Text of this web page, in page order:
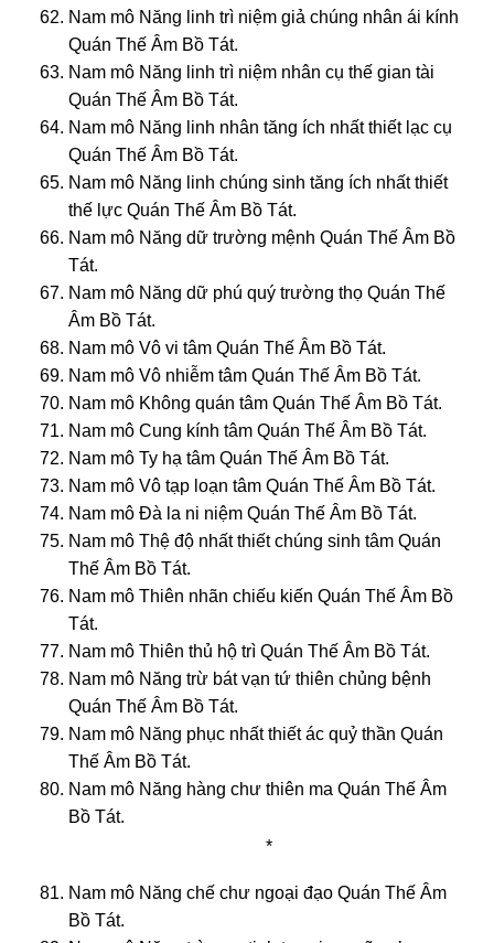
Nam mô Năng linh trì niệm giả chúng nhân ái kính
Quán Thế Âm Bồ Tát.
Nam mô Năng linh trì niệm nhân cụ thế gian tài
Quán Thế Âm Bồ Tát.
Nam mô Năng linh nhân tăng ích nhất thiết lạc cụ
Quán Thế Âm Bồ Tát.
Nam mô Năng linh chúng sinh tăng ích nhất thiết
thế lực Quán Thế Âm Bồ Tát.
Nam mô Năng dữ trường mệnh Quán Thế Âm Bồ
Tát.
Nam mô Năng dữ phú quý trường thọ Quán Thế
Âm Bồ Tát.
Nam mô Vô vi tâm Quán Thế Âm Bồ Tát.
Nam mô Vô nhiễm tâm Quán Thế Âm Bồ Tát.
Nam mô Không quán tâm Quán Thế Âm Bồ Tát.
Nam mô Cung kính tâm Quán Thế Âm Bồ Tát.
Nam mô Ty hạ tâm Quán Thế Âm Bồ Tát.
Nam mô Vô tạp loạn tâm Quán Thế Âm Bồ Tát.
Nam mô Đà la ni niệm Quán Thế Âm Bồ Tát.
Nam mô Thệ độ nhất thiết chúng sinh tâm Quán
Thế Âm Bồ Tát.
Nam mô Thiên nhãn chiếu kiến Quán Thế Âm Bồ
Tát.
Nam mô Thiên thủ hộ trì Quán Thế Âm Bồ Tát.
Nam mô Năng trừ bát vạn tứ thiên chủng bệnh
Quán Thế Âm Bồ Tát.
Nam mô Năng phục nhất thiết ác quỷ thần Quán
Thế Âm Bồ Tát.
Nam mô Năng hàng chư thiên ma Quán Thế Âm
Bồ Tát.
*
Nam mô Năng chế chư ngoại đạo Quán Thế Âm
Bồ Tát.